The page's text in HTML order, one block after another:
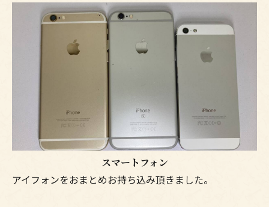
スマートフォン
アイフォンをおまとめお持ち込み頂きました。